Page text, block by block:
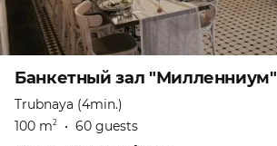
Банкетный зал "Милленниум"
Trubnaya (4min.)
100 m2 • 60 guests